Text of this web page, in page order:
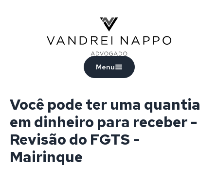
Menu
Você pode ter uma quantia
em dinheiro para receber -
Revisão do FGTS -
Mairinque